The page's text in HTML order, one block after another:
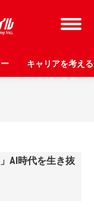
キャリアを考える
AI時代を生き抜